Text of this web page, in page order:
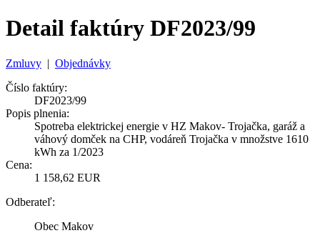
Detail faktúry DF2023/99
Zmluvy | Objednávky
Číslo faktúry:
DF2023/99
Popis plnenia:
Spotreba elektrickej energie v HZ Makov- Trojačka, garáž a
váhový domček na CHP, vodáreň Trojačka v množstve 1610
kWh za 1/2023
Cena:
1 158,62 EUR
Odberateľ:
Obec Makov